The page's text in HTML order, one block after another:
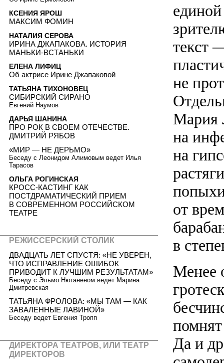
текст
не
Мария
на
на
от
в
Менее
помнят
Да и
КСЕНИЯ ЯРОШ
МАКСИМ ФОМИН
НАТАЛИЯ СЕРОВА
ИРИНА ДЖАПАКОВА. ИСТОРИЯ
МАНЬКИ-ВСТАНЬКИ
ЕЛЕНА ЛИФИЦ
Об актрисе Ирине Джапаковой
ТАТЬЯНА ТИХОНОВЕЦ
СИБИРСКИЙ СИРАНО
Евгений Наумов
ДАРЬЯ ШАНИНА
ПРО РОК В СВОЕМ ОТЕЧЕСТВЕ.
ДМИТРИЙ РЯБОВ
«МИР — НЕ ДЕРЬМО»
Беседу с Леонидом Алимовым ведет Илья
Тарасов
ОЛЬГА РОГИНСКАЯ
КРОСС-КАСТИНГ КАК
ПОСТДРАМАТИЧЕСКИЙ ПРИЕМ
В СОВРЕМЕННОМ РОССИЙСКОМ
ТЕАТРЕ
РЕЖИССЕРСКИЙ СТОЛИК
ДВАДЦАТЬ ЛЕТ СПУСТЯ: «НЕ УВЕРЕН,
ЧТО ИСПРАВЛЕНИЕ ОШИБОК
ПРИВОДИТ К ЛУЧШИМ РЕЗУЛЬТАТАМ»
Беседу с Эльмо Нюганеном ведет Марина
Дмитревская
ТАТЬЯНА ФРОЛОВА: «МЫ ТАМ — КАК
ЗАВАЛЕННЫЕ ЛАВИНОЙ»
Беседу ведет Евгения Тропп
ДИРЕКТОРА ТЕАТРОВ, ИЛИ ТЕАТР
ДИРЕКТОРОВ